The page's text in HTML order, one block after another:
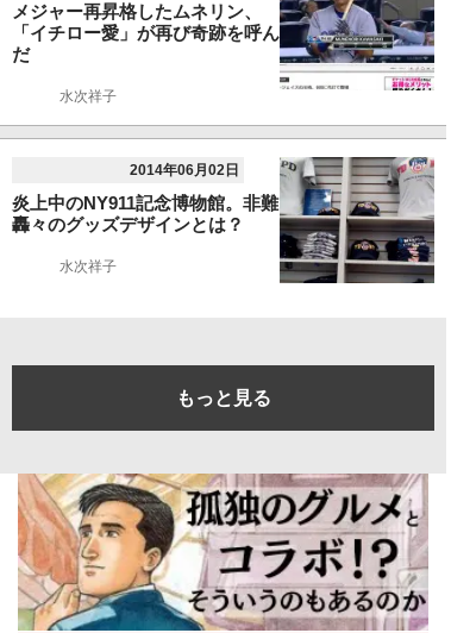
メジャー再昇格したムネリン、
「イチロー愛」が再び奇跡を呼ん
だ
水次祥子
2014年06月02日
炎上中のNY911記念博物館。非難
轟々のグッズデザインとは？
水次祥子
もっと見る